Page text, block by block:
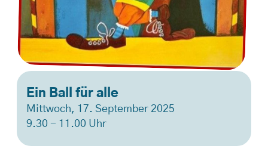
Ein Ball für alle
Mittwoch, 17. September 2025
9.30 - 11.00 Uhr